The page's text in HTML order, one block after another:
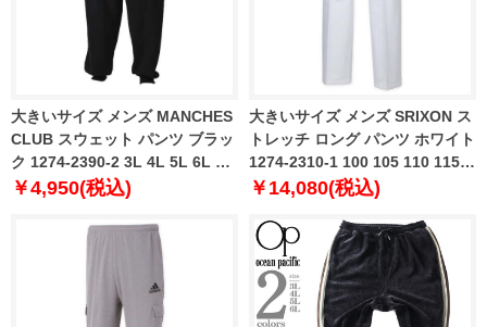
大きいサイズ メンズ MANCHES
CLUB スウェット パンツ ブラッ
ク 1274-2390-2 3L 4L 5L 6L 7L
8L
￥4,950(税込)
大きいサイズ メンズ SRIXON ス
トレッチ ロング パンツ ホワイト
1274-2310-1 100 105 110 115
120 130 140
￥14,080(税込)